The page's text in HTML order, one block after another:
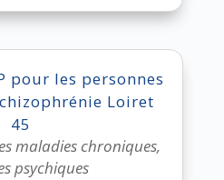
pour les personnes
Loiret
45
maladies chroniques,
psychiques